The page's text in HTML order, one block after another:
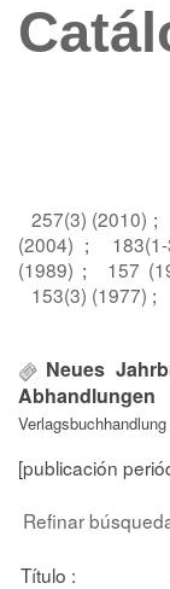
257(3) (2010) ;
(2004) ;
(1989) ; 157
153(3) (1977) ;
Neues
Abhandlungen
Verlagsbuchhandlung
[publicación
Refinar
Título :